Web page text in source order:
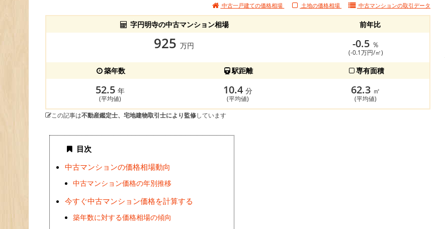
中古一戸建ての価格相場 土地の価格相場 中古マンションの取引データ
字円明寺の中古マンション相場 前年比
925 万円 -0.5 ％
(-0.1万円/㎡)
築年数 駅距離 専有面積
52.5 年
(平均値)
10.4 分
(平均値)
62.3 ㎡
(平均値)
この記事は不動産鑑定士、宅地建物取引士により監修しています
目次
中古マンションの価格相場動向
中古マンション価格の年別推移
今すぐ中古マンション価格を計算する
築年数に対する価格相場の傾向